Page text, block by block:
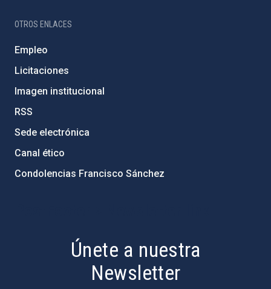
OTROS ENLACES
Empleo
Licitaciones
Imagen institucional
RSS
Sede electrónica
Canal ético
Condolencias Francisco Sánchez
Únete a nuestra
Newsletter